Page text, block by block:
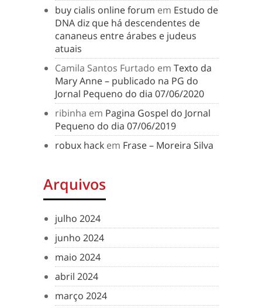
buy cialis online forum em Estudo de
DNA diz que há descendentes de
cananeus entre árabes e judeus
atuais
Camila Santos Furtado em Texto da
Mary Anne – publicado na PG do
Jornal Pequeno do dia 07/06/2020
ribinha em Pagina Gospel do Jornal
Pequeno do dia 07/06/2019
robux hack em Frase – Moreira Silva
Arquivos
julho 2024
junho 2024
maio 2024
abril 2024
março 2024